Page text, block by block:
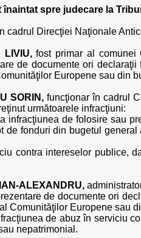
înaintat spre judecare la
cadrul Direcţiei Naţionale
LIVIU,fost primar al comunei
de documente ori
Europene sau din
SORIN,funcţionar în cadrul
următoarele infracţiuni:
infracţiunea de folosire sau
de fonduri din bugetul
contra intereselor publice,
ALEXANDRU,
de documente ori
Comunităţilor Europene sau
de abuz în serviciu
nepatrimonial.